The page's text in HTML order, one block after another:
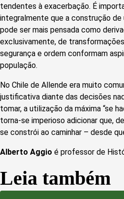
tendentes à exacerbação. É
integralmente que a construção de
pode ser mais pensada como
exclusivamente, de
segurança e ordem conformam
população.
No Chile de Allende era muito
justificativa diante das decisões
tomar, a utilização da máxima “se
torna-se imperioso adicionar que,
se constrói ao caminhar – desde
Alberto Aggio é professor de
Leia também